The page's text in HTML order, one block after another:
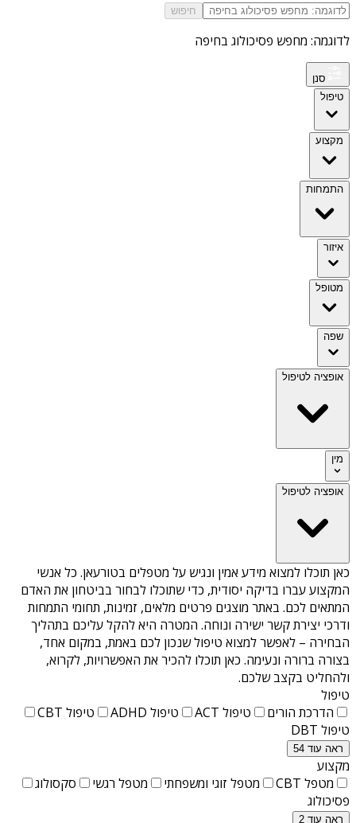
חיפוש
לדוגמה: מחפש פסיכולוג בחיפה
סנן
טיפול
מקצוע
התמחות
איזור
מטופל
שפה
אופציה לטיפול
מין
אופציה לטיפול
כאן תוכלו למצוא מידע אמין ונגיש על מטפלים בטורעאן. כל אנשי
המקצוע עברו בדיקה יסודית, כדי שתוכלו לבחור בביטחון את האדם
המתאים לכם. באתר מוצגים פרטים מלאים, זמינות, תחומי התמחות
ודרכי יצירת קשר ישירה ונוחה. המטרה היא להקל עליכם בתהליך
הבחירה – לאפשר למצוא טיפול שנכון לכם באמת, במקום אחד,
בצורה ברורה ונעימה. כאן תוכלו להכיר את האפשרויות, לקרוא,
ולהחליט בקצב שלכם.
טיפול
הדרכת הורים
טיפול ACT טיפול ADHD
טיפול CBT
טיפול DBT
ראה עוד 54
מקצוע
מטפל CBT
מטפל זוגי ומשפחתי מטפל רגשי
סקסולוג
פסיכולוג
ראה עוד 2